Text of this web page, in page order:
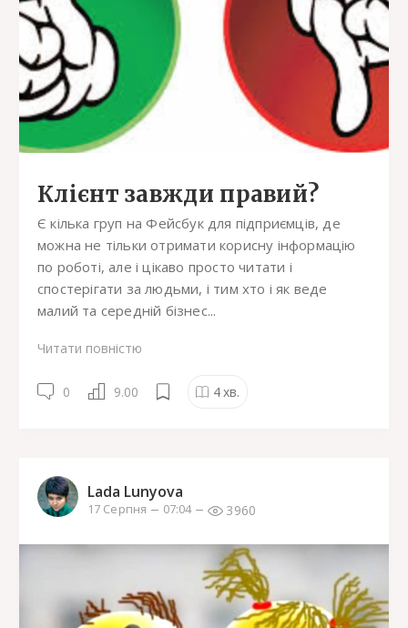
Клієнт завжди правий?
Є кілька груп на Фейсбук для підприємців, де
можна не тільки отримати корисну інформацію
по роботі, але і цікаво просто читати і
спостерігати за людьми, і тим хто і як веде
малий та середній бізнес...
Читати повністю
0 9.00 4хв.
Lada Lunyova
17 Серпня 07:04 3960